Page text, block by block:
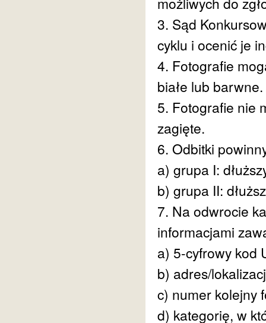
3. Sąd
cyklu i ocenić je
4. Fotografie
białe lub barwne.
5. Fotografie nie
zagięte.
6. Odbitki
a) grupa I:
b) grupa II:
7. Na odwrocie
informacjami
a) 5-cyfrowy kod
b) adres/
c) numer kolejny
d) kategorię, w